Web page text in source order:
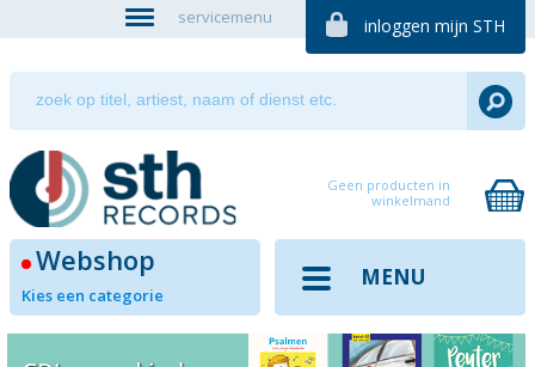
servicemenu inloggen mijn STH
Geen producten in
winkelmand
Webshop
Kies een categorie
MENU